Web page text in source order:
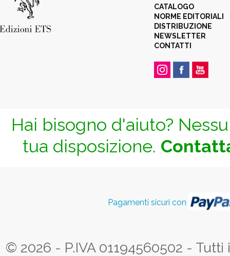
CATALOGO
NORME EDITORIALI
DISTRIBUZIONE
NEWSLETTER
CONTATTI
Hai bisogno d'aiuto?
tua disposizione.
Pagamenti sicuri con
© 2026 - P.IVA 01194560502 -